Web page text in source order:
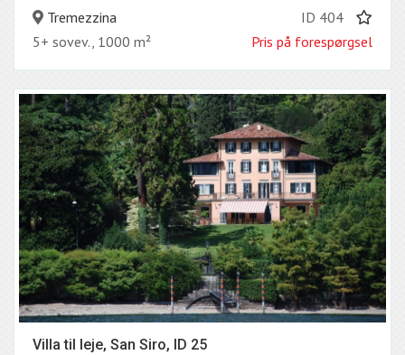
Tremezzina
ID 404
5+ sovev., 1000 m²
Pris på forespørgsel
Villa til leje, San Siro, ID 25